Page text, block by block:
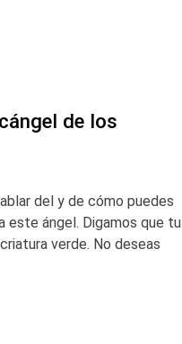
de los
del y de cómo puedes
este ángel. Digamos que tu
verde. No deseas